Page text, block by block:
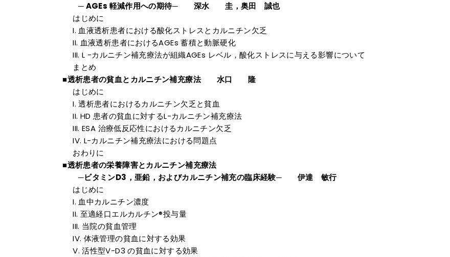
─ AGEs 軽減作用への期待─ 深水 圭，奥田 誠也
はじめに
血液透析患者における酸化ストレスとカルニチン欠乏
血液透析患者におけるAGEs 蓄積と動脈硬化
L -カルニチン補充療法が組織AGEs レベル，酸化ストレスに与える影響について
まとめ
■透析患者の貧血とカルニチン補充療法 水口 隆
はじめに
透析患者におけるカルニチン欠乏と貧血
HD 患者の貧血に対するL-カルニチン補充療法
ESA 治療低反応性におけるカルニチン欠乏
L-カルニチン補充療法における問題点
おわりに
■透析患者の栄養障害とカルニチン補充療法
─ビタミンD3，亜鉛，およびカルニチン補充の臨床経験─ 伊達 敏行
はじめに
血中カルニチン濃度
至適経口エルカルチン®投与量
当院の貧血管理
体液管理の貧血に対する効果
活性型V-D3 の貧血に対する効果